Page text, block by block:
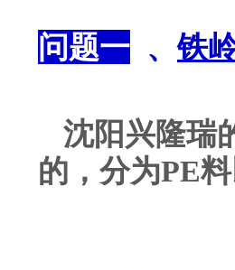
问题一 、铁
沈阳兴隆瑞
的，分为PE料